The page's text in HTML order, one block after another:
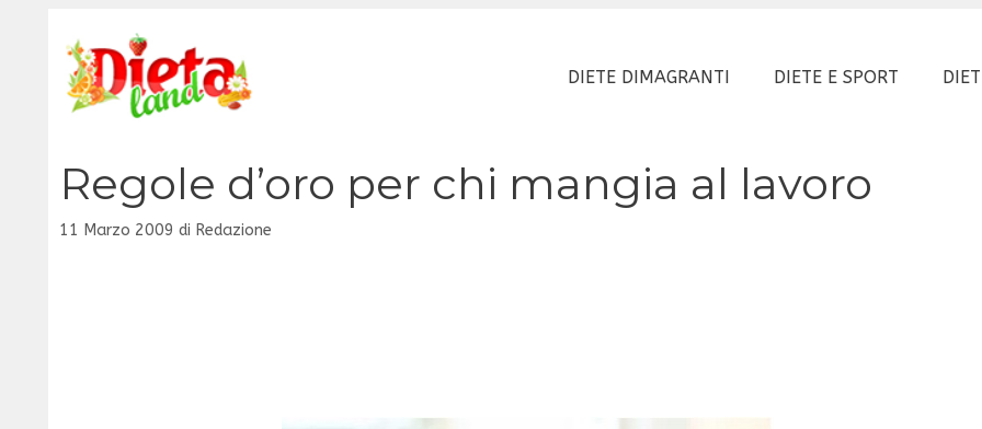
contenuto
DIETE DIMAGRANTI DIETE E SPORT
Regole d’oro per chi mangia al lavoro
11 Marzo 2009 di Redazione